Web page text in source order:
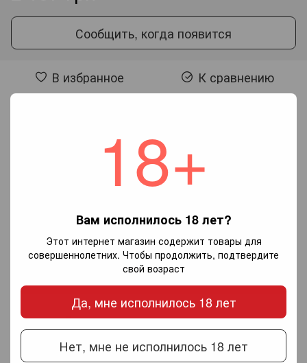
18+
Вам исполнилось 18 лет?
Этот интернет магазин содержит товары для
совершеннолетних. Чтобы продолжить, подтвердите
свой возраст
Да, мне исполнилось 18 лет
Нет, мне не исполнилось 18 лет
Сообщить, когда появится
В избранное К сравнению
Добавьте первый отзыв
Написать отзыв
Доставка Оплата Гарантия
Новой почтой по Украине — по тарифам перевозчика.